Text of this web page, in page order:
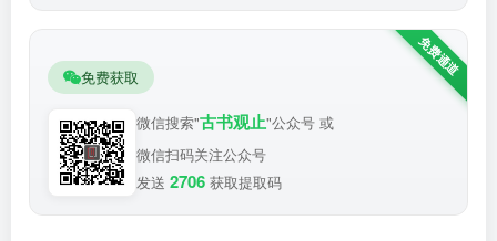
免费获取
微信搜索"古书观止"公众号 或
微信扫码关注公众号
发送 2706 获取提取码